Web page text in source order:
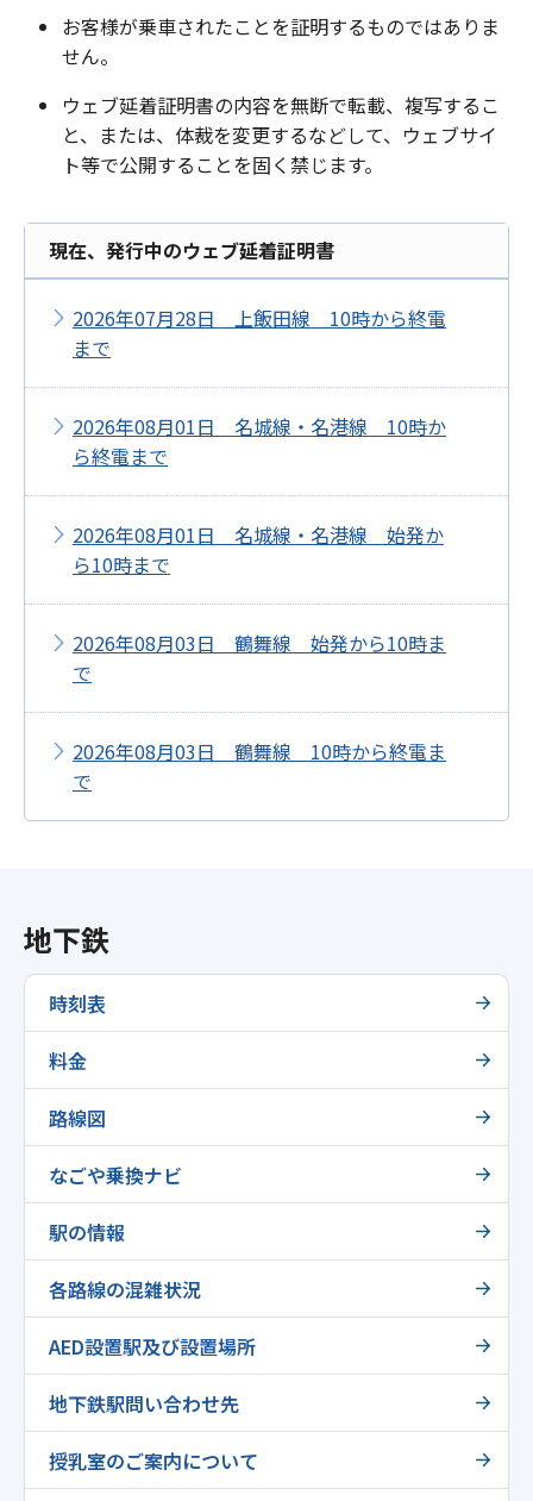
お客様が乗車されたことを証明するものではありま
せん。
ウェブ延着証明書の内容を無断で転載、複写するこ
と、または、体裁を変更するなどして、ウェブサイ
ト等で公開することを固く禁じます。
現在、発行中のウェブ延着証明書
2026年07月28日 上飯田線 10時から終電
まで
2026年08月01日 名城線・名港線 10時か
ら終電まで
2026年08月01日 名城線・名港線 始発か
ら10時まで
2026年08月03日 鶴舞線 始発から10時ま
で
2026年08月03日 鶴舞線 10時から終電ま
で
地下鉄
時刻表
料金
路線図
なごや乗換ナビ
駅の情報
各路線の混雑状況
AED設置駅及び設置場所
地下鉄駅問い合わせ先
授乳室のご案内について